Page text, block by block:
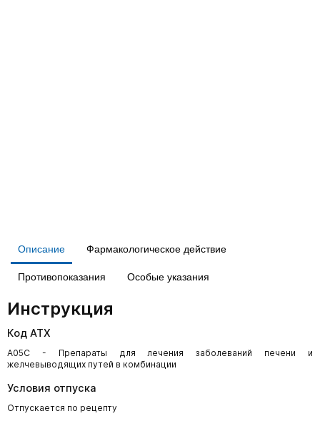
Описание Фармакологическое действие
Противопоказания Особые указания
Инструкция
Код АТХ
A05C - Препараты для лечения заболеваний печени и
желчевыводящих путей в комбинации
Условия отпуска
Отпускается по рецепту